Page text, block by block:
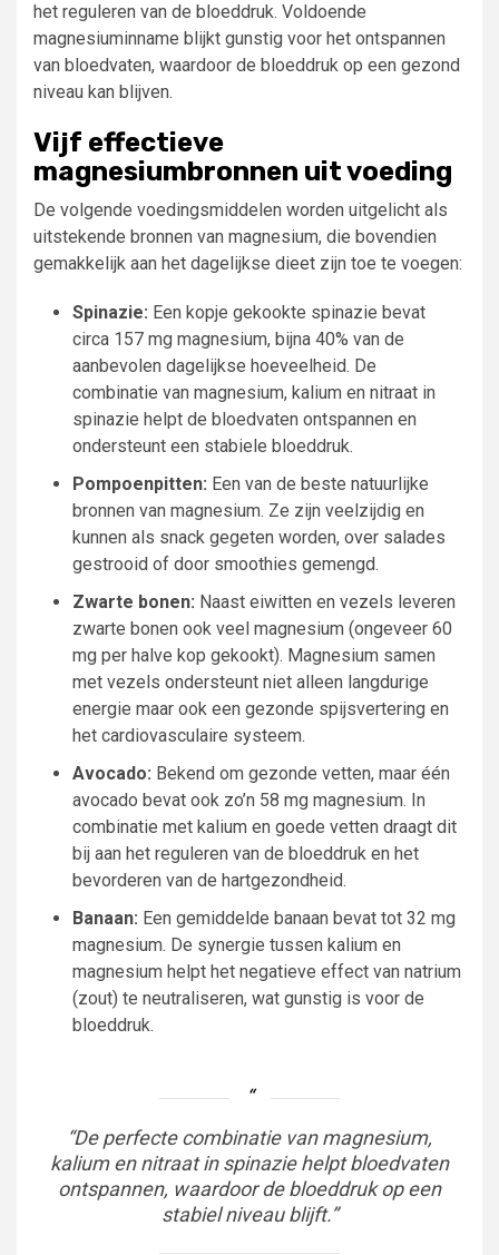
het reguleren van de bloeddruk. Voldoende
magnesiuminname blijkt gunstig voor het ontspannen
van bloedvaten, waardoor de bloeddruk op een gezond
niveau kan blijven.
Vijf effectieve
magnesiumbronnen uit voeding
De volgende voedingsmiddelen worden uitgelicht als
uitstekende bronnen van magnesium, die bovendien
gemakkelijk aan het dagelijkse dieet zijn toe te voegen:
Spinazie: Een kopje gekookte spinazie bevat
circa 157 mg magnesium, bijna 40% van de
aanbevolen dagelijkse hoeveelheid. De
combinatie van magnesium, kalium en nitraat in
spinazie helpt de bloedvaten ontspannen en
ondersteunt een stabiele bloeddruk.
Pompoenpitten: Een van de beste natuurlijke
bronnen van magnesium. Ze zijn veelzijdig en
kunnen als snack gegeten worden, over salades
gestrooid of door smoothies gemengd.
Zwarte bonen: Naast eiwitten en vezels leveren
zwarte bonen ook veel magnesium (ongeveer 60
mg per halve kop gekookt). Magnesium samen
met vezels ondersteunt niet alleen langdurige
energie maar ook een gezonde spijsvertering en
het cardiovasculaire systeem.
Avocado: Bekend om gezonde vetten, maar één
avocado bevat ook zo’n 58 mg magnesium. In
combinatie met kalium en goede vetten draagt dit
bij aan het reguleren van de bloeddruk en het
bevorderen van de hartgezondheid.
Banaan: Een gemiddelde banaan bevat tot 32 mg
magnesium. De synergie tussen kalium en
magnesium helpt het negatieve effect van natrium
(zout) te neutraliseren, wat gunstig is voor de
bloeddruk.
“De perfecte combinatie van magnesium,
kalium en nitraat in spinazie helpt bloedvaten
ontspannen, waardoor de bloeddruk op een
stabiel niveau blijft.”